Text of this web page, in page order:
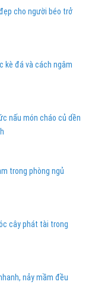
cho người béo trở
kè đá và cách ngâm
nấu món cháo củ dền
trong phòng ngủ
cây phát tài trong
nảy mầm đều